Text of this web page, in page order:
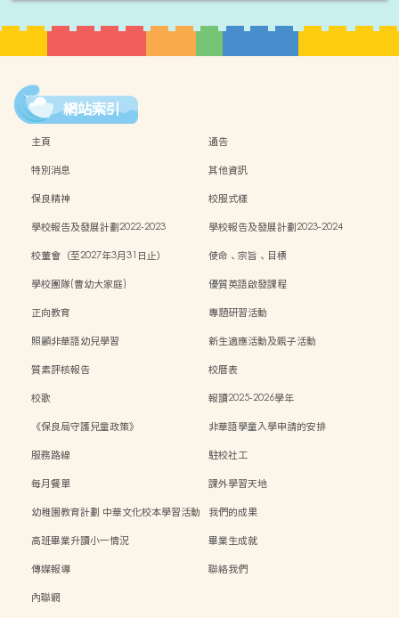
網站索引
主頁
通告
特別消息
其他資訊
保良精神
校服式樣
學校報告及發展計劃2022-2023
學校報告及發展計劃2023-2024
校董會（至2027年3月31日止）
使命、宗旨、目標
學校團隊(曹幼大家庭)
優質英語啟發課程
正向教育
專題研習活動
照顧非華語幼兒學習
新生適應活動及親子活動
質素評核報告
校曆表
校歌
報讀2025-2026學年
《保良局守護兒童政策》
非華語學童入學申請的安排
服務路線
駐校社工
每月餐單
課外學習天地
幼稚園教育計劃 中華文化校本學習活動
我們的成果
高班畢業升讀小一情況
畢業生成就
傳媒報導
聯絡我們
內聯網